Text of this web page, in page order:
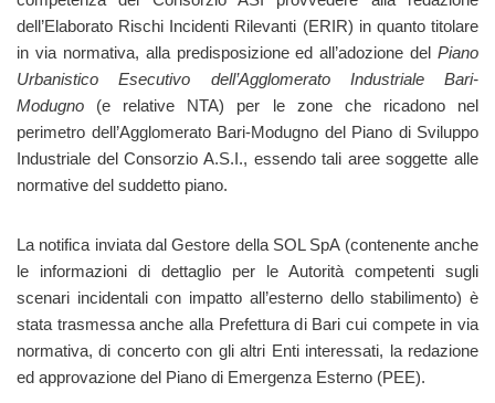
dell’Elaborato Rischi Incidenti Rilevanti (ERIR) in quanto titolare
in via normativa, alla predisposizione ed all’adozione del Piano
Urbanistico Esecutivo dell’Agglomerato Industriale Bari-
Modugno (e relative NTA) per le zone che ricadono nel
perimetro dell’Agglomerato Bari-Modugno del Piano di Sviluppo
Industriale del Consorzio A.S.I., essendo tali aree soggette alle
normative del suddetto piano.
La notifica inviata dal Gestore della SOL SpA (contenente anche
le informazioni di dettaglio per le Autorità competenti sugli
scenari incidentali con impatto all’esterno dello stabilimento) è
stata trasmessa anche alla Prefettura di Bari cui compete in via
normativa, di concerto con gli altri Enti interessati, la redazione
ed approvazione del Piano di Emergenza Esterno (PEE).